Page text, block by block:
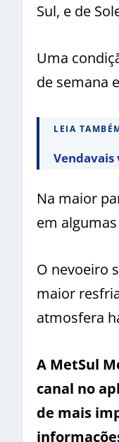
Sul, e de
Uma
de semana
LEIA
Na maior
em
O nevoeiro
maior
atmosfera
A MetSul
canal no
de mais